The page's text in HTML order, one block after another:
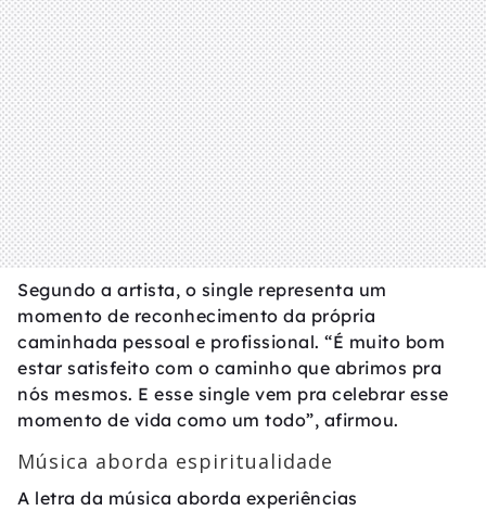
Segundo a artista, o single representa um
momento de reconhecimento da própria
caminhada pessoal e profissional. “É muito bom
estar satisfeito com o caminho que abrimos pra
nós mesmos. E esse single vem pra celebrar esse
momento de vida como um todo”, afirmou.
Música aborda espiritualidade
A letra da música aborda experiências